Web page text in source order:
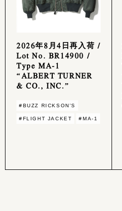
2026年8月4日再入荷 /
Lot No. BR14900 /
Type MA-1
“ALBERT TURNER
& CO., INC.”
#BUZZ RICKSON'S
#FLIGHT JACKET #MA-1